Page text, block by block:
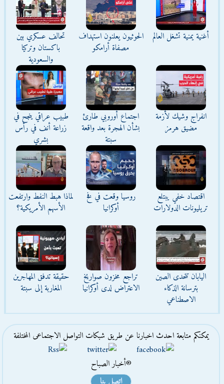
أغنية يمنية تشغل العالم
الحوثيون يعلنون استهداف
مصفاة أرامكو
تحالف عسكري بين
باكستان وتركيا
والسعودية
انفراج وشيك لأزمة
مضيق هرمز
اجتماع أوروبي طارئ
بشأن الهجرة بعد واقعة
سبتة
طبيب عراقي ينجح في
زراعة أنف في رأس
بشري
اقتصاد خفي يبتلع
تريليونات الدولارات
روسيا وقعت في فخ
أوكرانيا
لماذا هبط النفط وارتفعت
الأسهم الأمريكية؟
اليابان تتحدى الصين
بترسانة الذكاء
الاصطناعي
تراجع مخزون صواريخ
الاعتراض لدى أوكرانيا
حقيقة تدفق المهاجرين
المغاربة إلى سبتة
يمكنكم متابعة احدث اخبارنا عن طريق شبكات التواصل الاجتماعى المختلفة
®أخبار الصباح